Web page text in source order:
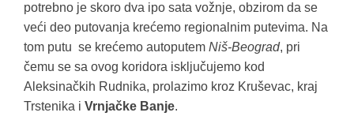
potrebno je skoro dva ipo sata vožnje, obzirom da se
veći deo putovanja krećemo regionalnim putevima. Na
tom putu se krećemo autoputem Niš-Beograd, pri
čemu se sa ovog koridora isključujemo kod
Aleksinačkih Rudnika, prolazimo kroz Kruševac, kraj
Trstenika i Vrnjačke Banje.